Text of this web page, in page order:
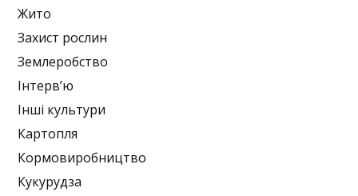
Жито
Захист рослин
Землеробство
Інтерв’ю
Інші культури
Картопля
Кормовиробництво
Кукурудза